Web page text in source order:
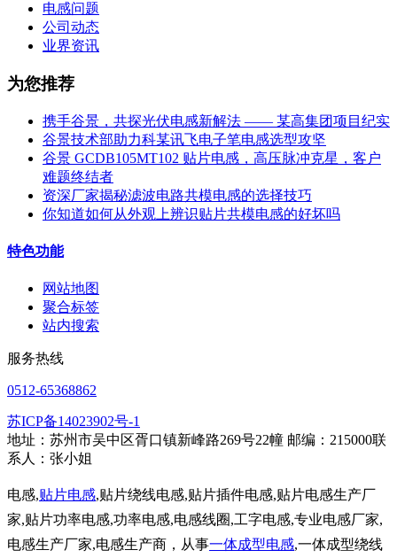
电感问题
公司动态
业界资讯
为您推荐
携手谷景，共探光伏电感新解法 —— 某高集团项目纪实
谷景技术部助力科某讯飞电子笔电感选型攻坚
谷景 GCDB105MT102 贴片电感，高压脉冲克星，客户
难题终结者
资深厂家揭秘滤波电路共模电感的选择技巧
你知道如何从外观上辨识贴片共模电感的好坏吗
特色功能
网站地图
聚合标签
站内搜索
服务热线
0512-65368862
苏ICP备14023902号-1
地址：苏州市吴中区胥口镇新峰路269号22幢 邮编：215000联
系人：张小姐
电感,贴片电感,贴片绕线电感,贴片插件电感,贴片电感生产厂
家,贴片功率电感,功率电感,电感线圈,工字电感,专业电感厂家,
电感生产厂家,电感生产商，从事一体成型电感,一体成型绕线